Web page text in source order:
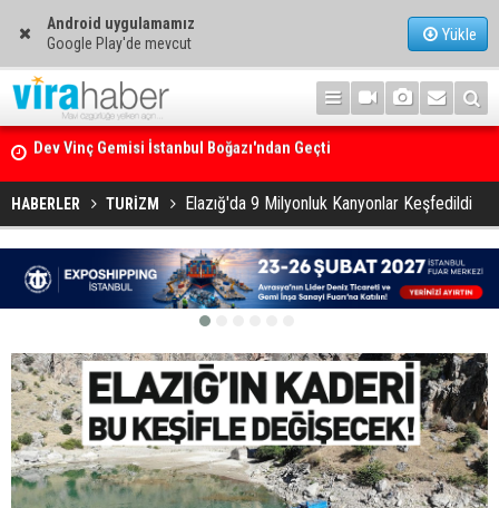
Android uygulamamız
Google Play'de mevcut
Yükle
Ege Denizi’nin En Büyük Mercan Ormanı
HABERLER TURİZM Elazığ'da 9 Milyonluk Kanyonlar Keşfedildi